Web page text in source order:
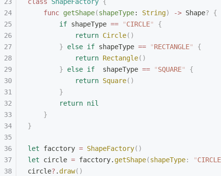
    func
getShape(shapeType: String) -> Shape? {
        if
shapeType == "CIRCLE"
{
            return
Circle()
        }
else if shapeType == "RECTANGLE"
{
            return
Rectangle()
        }
else if
  shapeType
== "SQUARE"
{
            return
Square()
        }
        return
nil
    }
}
let facctory = ShapeFactory()
let circle = facctory. getShape(shapeType: "CIRCLE
circle? . draw()